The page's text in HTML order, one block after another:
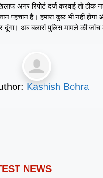
अगर रिपोर्ट दर्ज करवाई तो ठीक
पहचान है। हमारा कुछ भी नहीं होगा
दूंगा। अब बलारां पुलिस मामले की जांच
Kashish Bohra
NEWS